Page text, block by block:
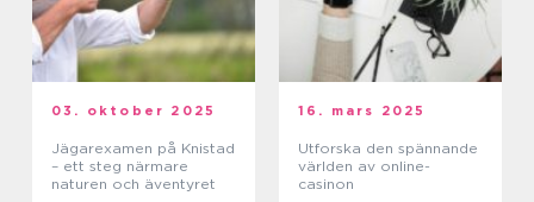
03. oktober 2025
Jägarexamen på Knistad
– ett steg närmare
naturen och äventyret
16. mars 2025
Utforska den spännande
världen av online-
casinon